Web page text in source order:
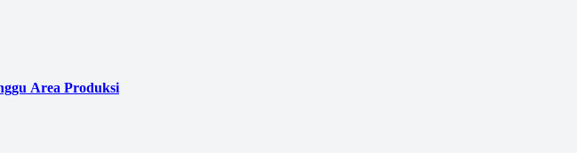
Area Produksi